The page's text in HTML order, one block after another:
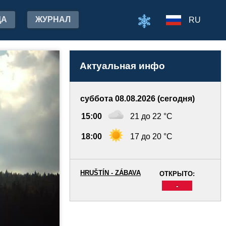
ЖУРНАЛ RU
Актуальная инфо
суббота 08.08.2026 (сегодня)
15:00 21 до 22 °C
18:00 17 до 20 °C
ОТКРЫТО:
-
HRUŠTÍN - ZÁBAVA